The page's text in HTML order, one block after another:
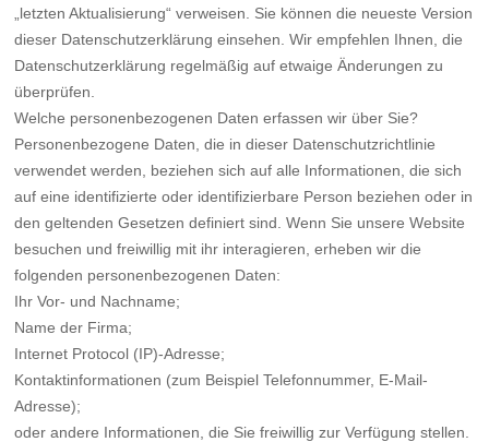
„letzten Aktualisierung“ verweisen. Sie können die neueste Version
dieser Datenschutzerklärung einsehen. Wir empfehlen Ihnen, die
Datenschutzerklärung regelmäßig auf etwaige Änderungen zu
überprüfen.
Welche personenbezogenen Daten erfassen wir über Sie?
Personenbezogene Daten, die in dieser Datenschutzrichtlinie
verwendet werden, beziehen sich auf alle Informationen, die sich
auf eine identifizierte oder identifizierbare Person beziehen oder in
den geltenden Gesetzen definiert sind. Wenn Sie unsere Website
besuchen und freiwillig mit ihr interagieren, erheben wir die
folgenden personenbezogenen Daten:
Ihr Vor- und Nachname;
Name der Firma;
Internet Protocol (IP)-Adresse;
Kontaktinformationen (zum Beispiel Telefonnummer, E-Mail-
Adresse);
oder andere Informationen, die Sie freiwillig zur Verfügung stellen.